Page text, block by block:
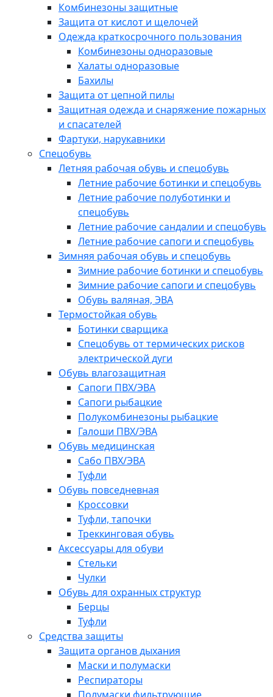
Комбинезоны защитные
Защита от кислот и щелочей
Одежда краткосрочного пользования
Комбинезоны одноразовые
Халаты одноразовые
Бахилы
Защита от цепной пилы
Защитная одежда и снаряжение пожарных
и спасателей
Фартуки, нарукавники
Спецобувь
Летняя рабочая обувь и спецобувь
Летние рабочие ботинки и спецобувь
Летние рабочие полуботинки и
спецобувь
Летние рабочие сандалии и спецобувь
Летние рабочие сапоги и спецобувь
Зимняя рабочая обувь и спецобувь
Зимние рабочие ботинки и спецобувь
Зимние рабочие сапоги и спецобувь
Обувь валяная, ЭВА
Термостойкая обувь
Ботинки сварщика
Спецобувь от термических рисков
электрической дуги
Обувь влагозащитная
Сапоги ПВХ/ЭВА
Сапоги рыбацкие
Полукомбинезоны рыбацкие
Галоши ПВХ/ЭВА
Обувь медицинская
Сабо ПВХ/ЭВА
Туфли
Обувь повседневная
Кроссовки
Туфли, тапочки
Треккинговая обувь
Аксессуары для обуви
Стельки
Чулки
Обувь для охранных структур
Берцы
Туфли
Средства защиты
Защита органов дыхания
Маски и полумаски
Респираторы